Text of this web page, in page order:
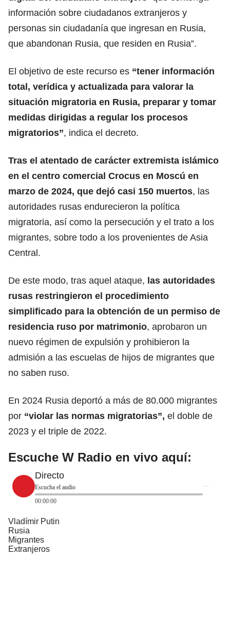
información sobre ciudadanos extranjeros y
personas sin ciudadanía que ingresan en Rusia,
que abandonan Rusia, que residen en Rusia”.
El objetivo de este recurso es “tener información
total, verídica y actualizada para valorar la
situación migratoria en Rusia, preparar y tomar
medidas dirigidas a regular los procesos
migratorios”, indica el decreto.
Tras el atentado de carácter extremista islámico
en el centro comercial Crocus en Moscú en
marzo de 2024, que dejó casi 150 muertos, las
autoridades rusas endurecieron la política
migratoria, así como la persecución y el trato a los
migrantes, sobre todo a los provenientes de Asia
Central.
De este modo, tras aquel ataque, las autoridades
rusas restringieron el procedimiento
simplificado para la obtención de un permiso de
residencia ruso por matrimonio, aprobaron un
nuevo régimen de expulsión y prohibieron la
admisión a las escuelas de hijos de migrantes que
no saben ruso.
En 2024 Rusia deportó a más de 80.000 migrantes
por “violar las normas migratorias”, el doble de
2023 y el triple de 2022.
Escuche W Radio en vivo aquí:
Directo
Escucha el audio
00:00:00
Vladímir Putin
Rusia
Migrantes
Extranjeros